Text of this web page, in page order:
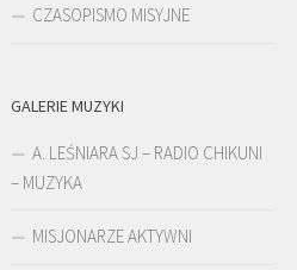
CZASOPISMO MISYJNE
GALERIE MUZYKI
A. LEŚNIARA SJ – RADIO CHIKUNI
– MUZYKA
MISJONARZE AKTYWNI